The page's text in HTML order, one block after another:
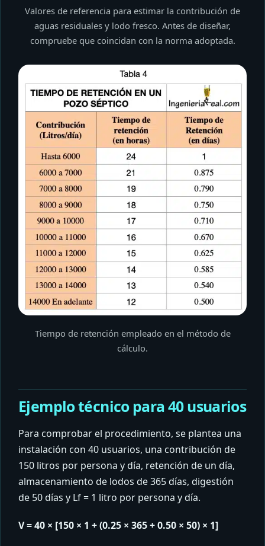
Valores de referencia para estimar la contribución de
aguas residuales y lodo fresco. Antes de diseñar,
compruebe que coincidan con la norma adoptada.
Tiempo de retención empleado en el método de
cálculo.
Ejemplo técnico para 40 usuarios
Para comprobar el procedimiento, se plantea una
instalación con 40 usuarios, una contribución de
150 litros por persona y día, retención de un día,
almacenamiento de lodos de 365 días, digestión
de 50 días y Lf = 1 litro por persona y día.
V = 40 × [150 × 1 + (0.25 × 365 + 0.50 × 50) × 1]